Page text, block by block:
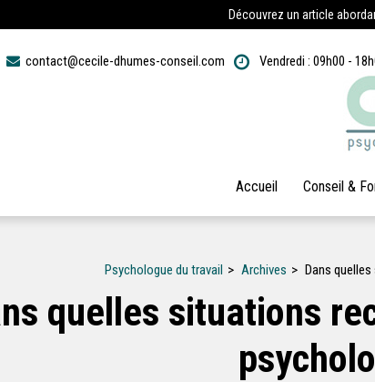
Découvrez un article
contact@cecile-dhumes-conseil.com Vendredi : 09h00 -
Accueil Conseil &
Psychologue du travail Archives Dans
quelles situations